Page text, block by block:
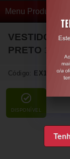
Menu Produtos
VESTIDO
PRETO
Código: EX15390
DISPONÍVEL